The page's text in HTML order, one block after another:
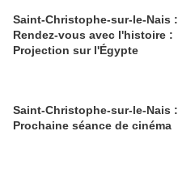
Saint-Christophe-sur-le-Nais :
Rendez-vous avec l'histoire :
Projection sur l'Égypte
Saint-Christophe-sur-le-Nais :
Prochaine séance de cinéma